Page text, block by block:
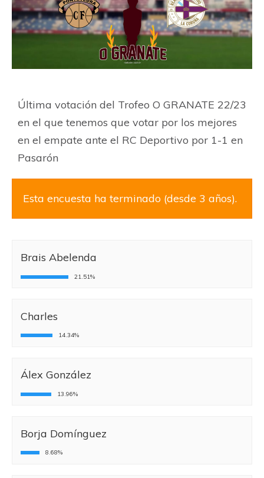
Última votación del Trofeo O GRANATE 22/23
en el que tenemos que votar por los mejores
en el empate ante el RC Deportivo por 1-1 en
Pasarón
Esta encuesta ha terminado (desde 3 años).
Brais Abelenda
21.51%
Charles
14.34%
Álex González
13.96%
Borja Domínguez
8.68%